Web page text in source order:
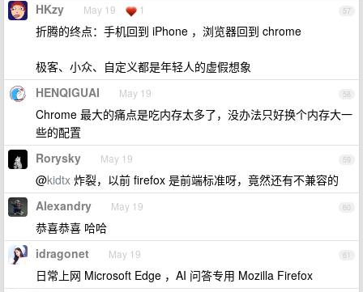
57
HKzy May 19 1
折腾的终点：手机回到 iPhone ，浏览器回到 chrome
极客、小众、自定义都是年轻人的虚假想象
58
HENQIGUAI May 19
Chrome 最大的痛点是吃内存太多了，没办法只好换个内存大一
些的配置
59
Rorysky May 19
@kidtx 炸裂，以前 firefox 是前端标准呀，竟然还有不兼容的
60
Alexandry May 19
恭喜恭喜 哈哈
61
idragonet May 19
日常上网 Microsoft Edge ，AI 问答专用 Mozilla Firefox